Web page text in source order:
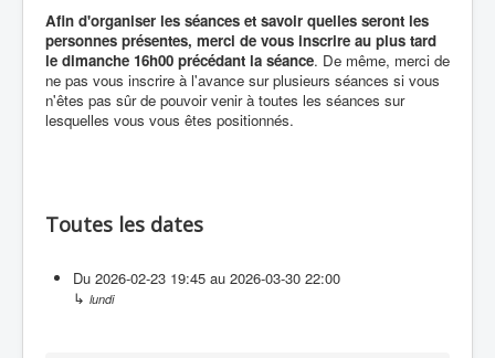
Afin d'organiser les séances et savoir quelles seront les
personnes présentes, merci de vous inscrire au plus tard
le dimanche 16h00 précédant la séance. De même, merci de
ne pas vous inscrire à l'avance sur plusieurs séances si vous
n'êtes pas sûr de pouvoir venir à toutes les séances sur
lesquelles vous vous êtes positionnés.
Toutes les dates
Du 2026-02-23 19:45 au 2026-03-30 22:00
↳ lundi